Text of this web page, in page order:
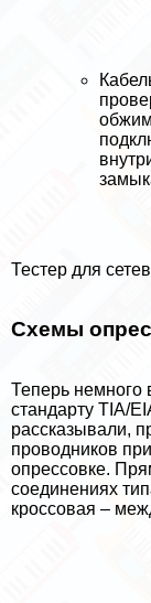
Тестер для
Схемы
Теперь
стандарту TIA/
рассказывали,
проводников
опрессовке.
соединениях
кроссовая –